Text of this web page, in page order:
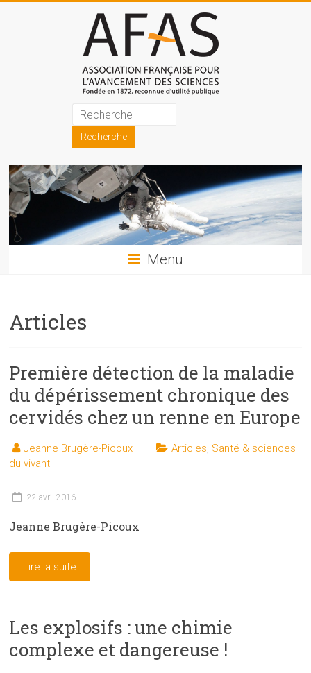
Association
française
pour
l'avancement
des
sciences
les
les
techniques
auprès
du
Menu
Articles
Première détection de la maladie
du dépérissement chronique des
cervidés chez un renne en Europe
Jeanne Brugère-Picoux Articles, Santé & sciences
du vivant
22 avril 2016
Jeanne Brugère-Picoux
Lire la suite
Les explosifs : une chimie
complexe et dangereuse !